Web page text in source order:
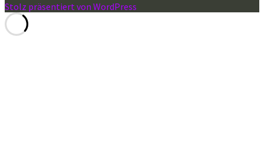
Stolz präsentiert von WordPress